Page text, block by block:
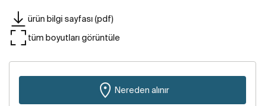
ürün bilgi sayfası (pdf)
tüm boyutları görüntüle
Nereden alınır